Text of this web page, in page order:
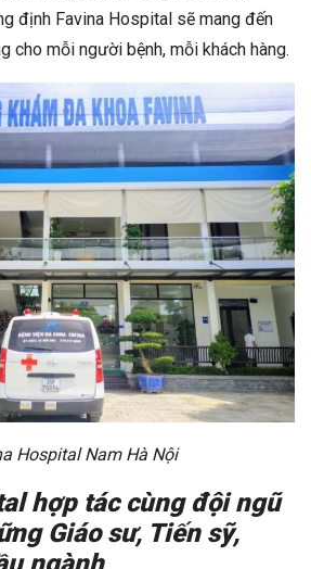
định Favina Hospital sẽ mang đến
cho mỗi người bệnh, mỗi khách hàng.
Hospital Nam Hà Nội
hợp tác cùng đội ngũ
Giáo sư, Tiến sỹ,